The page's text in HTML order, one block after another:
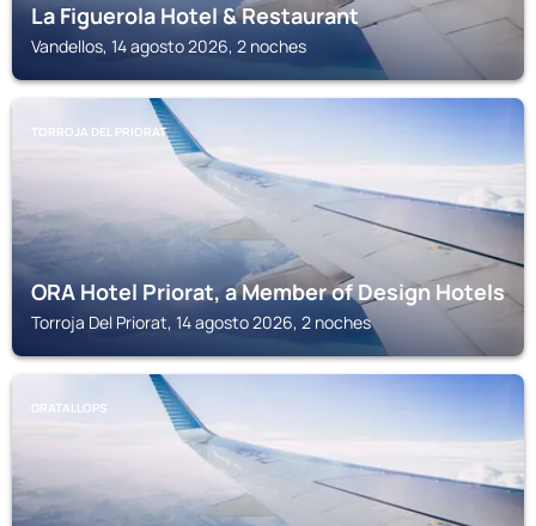
La Figuerola Hotel & Restaurant
Vandellos, 14 agosto 2026, 2 noches
TORROJA DEL PRIORAT
ORA Hotel Priorat, a Member of Design Hotels
Torroja Del Priorat, 14 agosto 2026, 2 noches
GRATALLOPS